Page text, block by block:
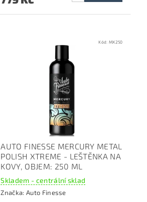
Kód: MX250
AUTO FINESSE MERCURY METAL
POLISH XTREME - LEŠTĚNKA NA
KOVY, OBJEM: 250 ML
Skladem - centrální sklad
Značka: Auto Finesse